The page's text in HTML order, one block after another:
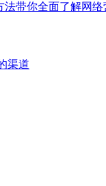
法带你全面了解网络
渠道